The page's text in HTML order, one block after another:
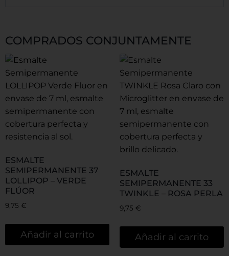
COMPRADOS CONJUNTAMENTE
ESMALTE
SEMIPERMANENTE 37
LOLLIPOP – VERDE
FLÚOR
9,75 €
Añadir al carrito
ESMALTE
SEMIPERMANENTE 33
TWINKLE – ROSA PERLA
9,75 €
Añadir al carrito